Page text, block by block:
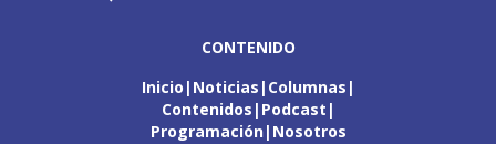
CONTENIDO
Inicio Noticias Columnas
Contenidos Podcast
Programación Nosotros